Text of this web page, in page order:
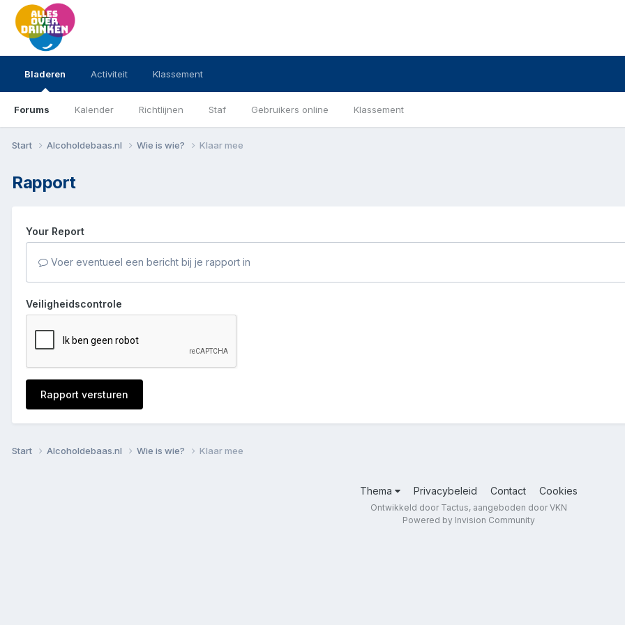
Bladeren
Forums Kalender Richtlijnen Staf Gebruikers online Klassement
Activiteit Klassement
Start Alcoholdebaas.nl Wie is wie? Klaar mee
Rapport
Your Report
Voer eventueel een bericht bij je rapport in
Veiligheidscontrole
Rapport versturen
Start Alcoholdebaas.nl Wie is wie? Klaar mee
Thema Privacybeleid Contact Cookies
Ontwikkeld door Tactus, aangeboden door VKN
Powered by Invision Community